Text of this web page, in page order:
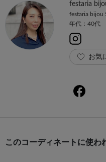
festaria
festaria bijou
年代：40代
お気
このコーディネートに使わ